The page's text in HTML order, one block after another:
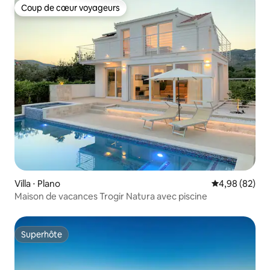
Coup de cœur voyageurs
Coup de cœur voyageurs
Villa ⋅ Plano Évaluation
4,98 (82)
Maison de vacances Trogir Natura avec piscine
Superhôte
Superhôte